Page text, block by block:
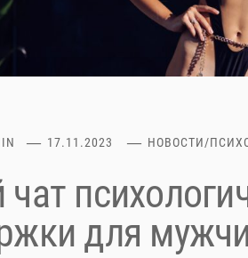
17.11.2023 НОВОСТИ/
для